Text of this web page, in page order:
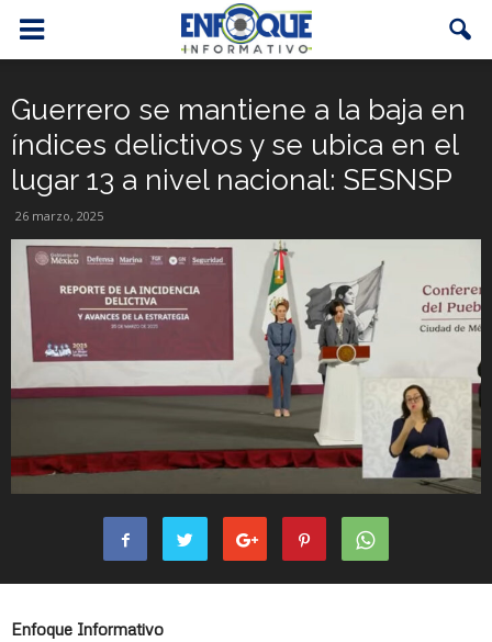
Guerrero se mantiene a la baja en
índices delictivos y se ubica en el
lugar 13 a nivel nacional: SESNSP
26 marzo, 2025
Enfoque Informativo